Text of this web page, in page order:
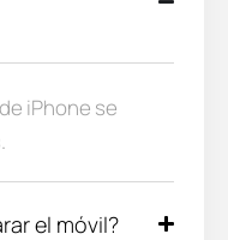
iPhone se
el móvil?